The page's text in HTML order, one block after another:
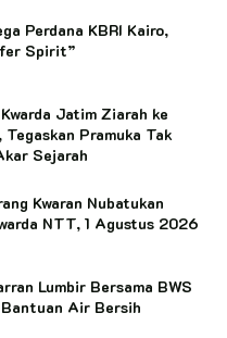
Perdana KBRI Kairo,
Spirit”
Jatim Ziarah ke
Tegaskan Pramuka Tak
Sejarah
Kwaran Nubatukan
NTT, 1 Agustus 2026
Lumbir Bersama BWS
Air Bersih